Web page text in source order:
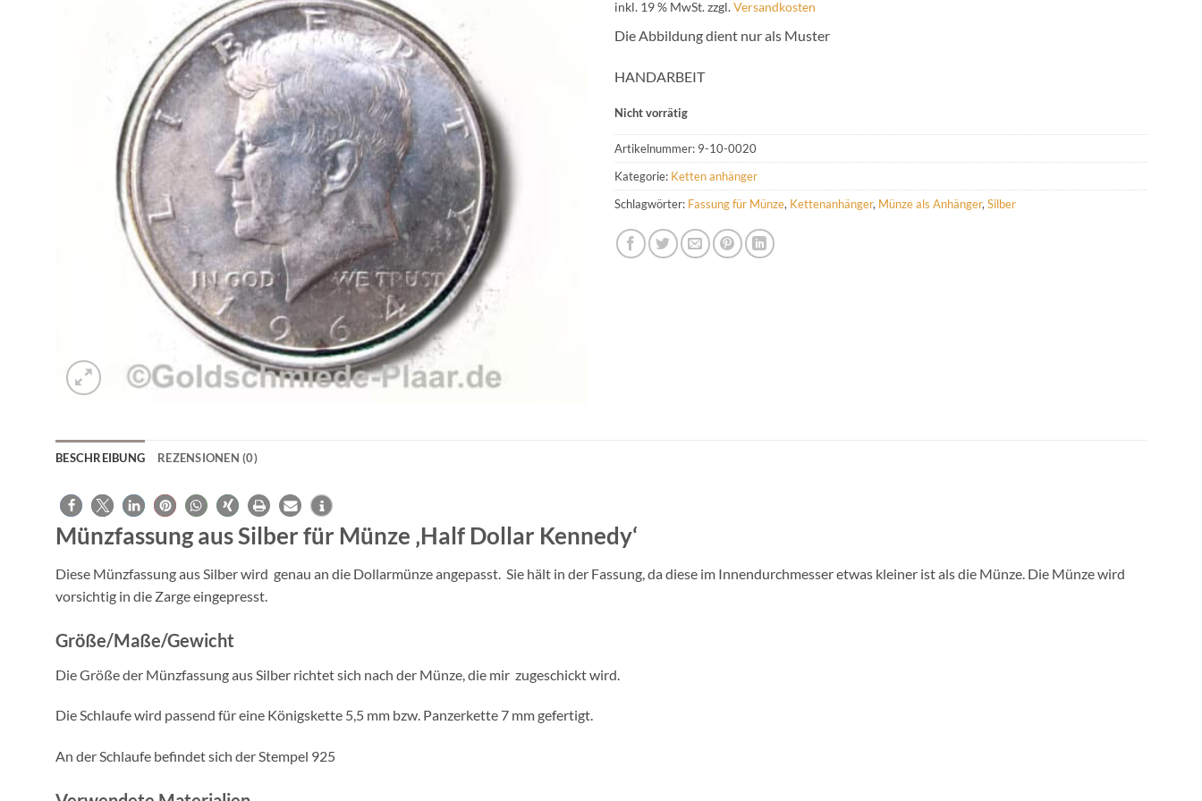
inkl. 19 % MwSt.zzgl.Versandkosten
Die Abbildung dient nur als Muster
HANDARBEIT
Nicht vorrätig
Artikelnummer: 9-10-0020
Kategorie: Ketten anhänger
Schlagwörter: Fassung für Münze, Kettenanhänger, Münze als Anhänger,Silber
BESCHREIBUNG REZENSIONEN (0)
Münzfassung aus Silber für Münze ‚Half Dollar Kennedy‘
Diese Münzfassung aus Silber wird genau an die Dollarmünze angepasst. Sie hält in der Fassung, da diese im Innendurchmesser etwas kleiner ist als die Münze. Die Münze wird
vorsichtig in die Zarge eingepresst.
Größe/Maße/Gewicht
Die Größe der Münzfassung aus Silber richtet sich nach der Münze, die mir zugeschickt wird.
Die Schlaufe wird passend für eine Königskette 5,5 mm bzw. Panzerkette 7 mm gefertigt.
An der Schlaufe befindet sich der Stempel 925